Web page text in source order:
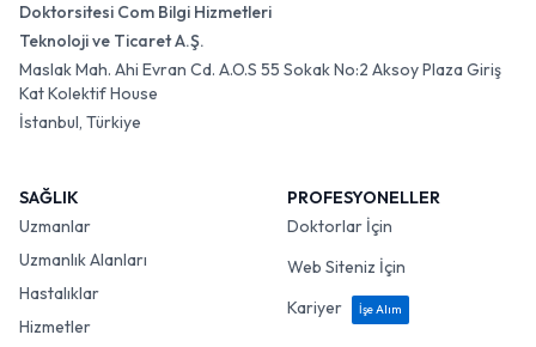
Doktorsitesi Com Bilgi Hizmetleri
Teknoloji ve Ticaret A.Ş.
Maslak Mah. Ahi Evran Cd. A.O.S 55 Sokak No:2 Aksoy Plaza Giriş
Kat Kolektif House
İstanbul, Türkiye
SAĞLIK
Uzmanlar
Uzmanlık Alanları
Hastalıklar
Hizmetler
PROFESYONELLER
Doktorlar İçin
Web Siteniz İçin
Kariyer
İşe Alım